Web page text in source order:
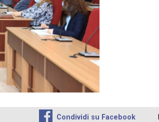
Condividi su Facebook